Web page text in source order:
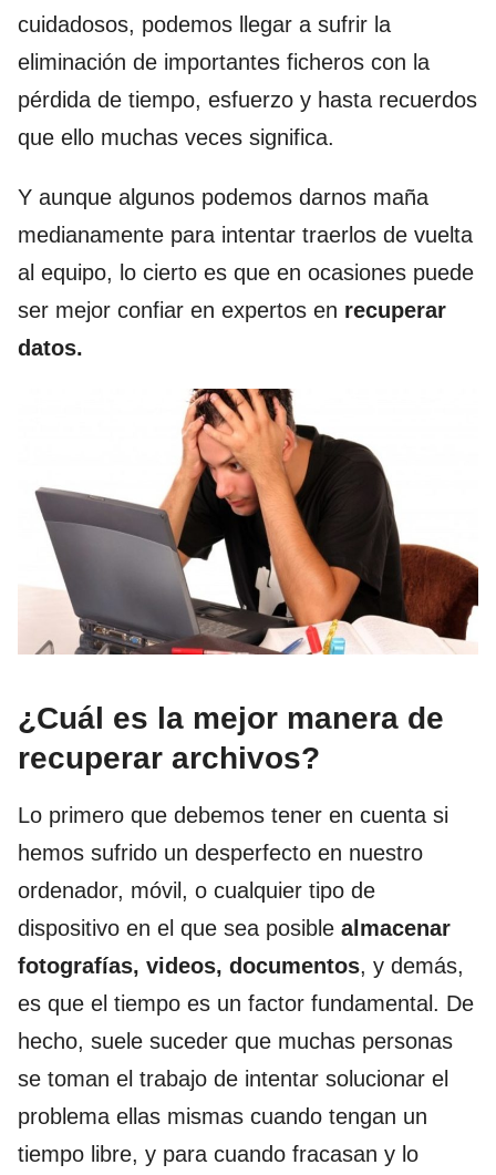
cuidadosos, podemos llegar a sufrir la
eliminación de importantes ficheros con la
pérdida de tiempo, esfuerzo y hasta recuerdos
que ello muchas veces significa.
Y aunque algunos podemos darnos maña
medianamente para intentar traerlos de vuelta
al equipo, lo cierto es que en ocasiones puede
ser mejor confiar en expertos en recuperar
datos.
¿Cuál es la mejor manera de
recuperar archivos?
Lo primero que debemos tener en cuenta si
hemos sufrido un desperfecto en nuestro
ordenador, móvil, o cualquier tipo de
dispositivo en el que sea posible almacenar
fotografías, videos, documentos, y demás,
es que el tiempo es un factor fundamental. De
hecho, suele suceder que muchas personas
se toman el trabajo de intentar solucionar el
problema ellas mismas cuando tengan un
tiempo libre, y para cuando fracasan y lo